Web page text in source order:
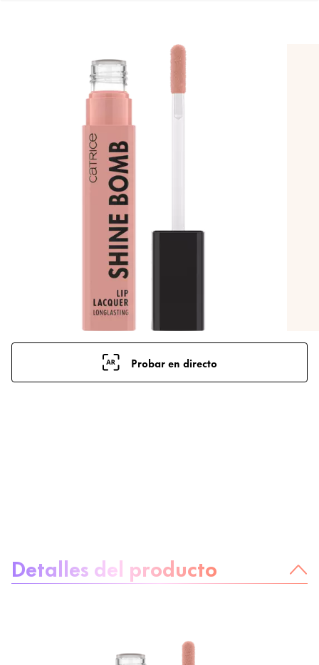
Probar en directo
Detalles del producto